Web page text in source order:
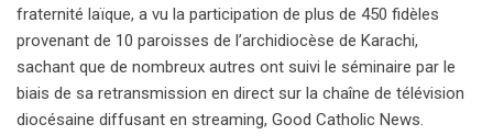
fraternité laïque, a vu la participation de plus de 450 fidèles
provenant de 10 paroisses de l’archidiocèse de Karachi,
sachant que de nombreux autres ont suivi le séminaire par le
biais de sa retransmission en direct sur la chaîne de télévision
diocésaine diffusant en streaming, Good Catholic News.